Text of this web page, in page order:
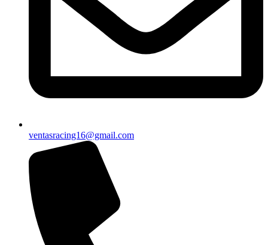
ventasracing16@gmail.com